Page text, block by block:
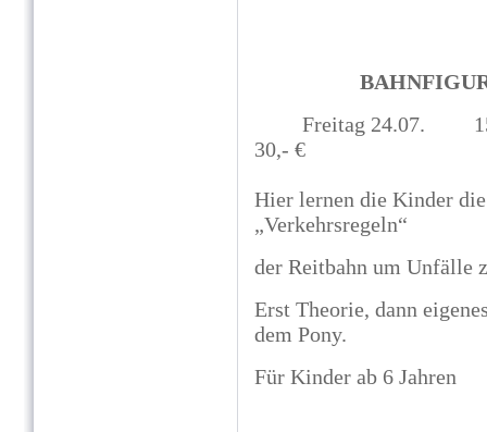
Freitag 24.07.
30,- €
Hier lernen die Kinder
„Verkehrsregeln“
der Reitbahn um Unfälle
Erst Theorie, dann
dem Pony.
Für Kinder ab 6 Jahren